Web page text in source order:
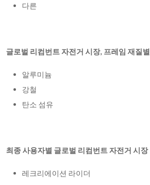
다른
글로벌 리컴번트 자전거 시장, 프레임 재질별
알루미늄
강철
탄소 섬유
최종 사용자별 글로벌 리컴번트 자전거 시장
레크리에이션 라이더